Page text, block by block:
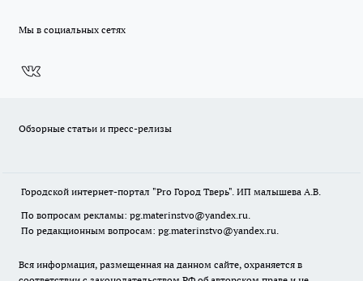
Мы в социальных сетях
Обзорные статьи и пресс-релизы
Городской интернет-портал "Pro Город Тверь". ИП малышева А.В.
По вопросам рекламы: pg.materinstvo@yandex.ru.
По редакционным вопросам: pg.materinstvo@yandex.ru.
Вся информация, размещенная на данном сайте, охраняется в